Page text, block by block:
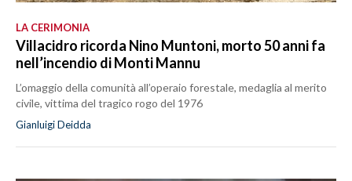
LA CERIMONIA
Villacidro ricorda Nino Muntoni, morto 50 anni fa
nell’incendio di Monti Mannu
L’omaggio della comunità all’operaio forestale, medaglia al merito
civile, vittima del tragico rogo del 1976
Gianluigi Deidda